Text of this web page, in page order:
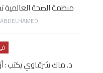
منظمة الصحة العالمية
د. ماك شرقاوي يكتب :